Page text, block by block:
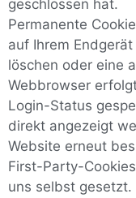
geschlossen hat.
Permanente
auf Ihrem
löschen oder eine
Webbrowser
Login-Status
direkt angezeigt
Website erneut
First-Party-
uns selbst gesetzt.